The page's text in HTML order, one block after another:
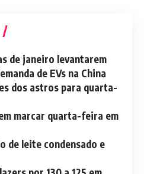
de janeiro levantarem
de EVs na China
dos astros para quarta-
marcar quarta-feira em
de leite condensado e